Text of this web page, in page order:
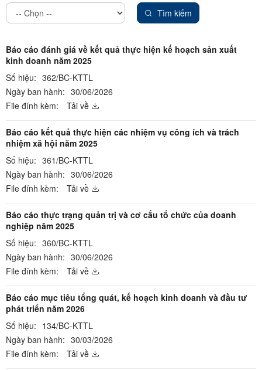
Tìm kiếm
Báo cáo đánh giá về kết quả thực hiện kế hoạch sản xuất
kinh doanh năm 2025
Số hiệu: 362/BC-KTTL
Ngày ban hành: 30/06/2026
File đính kèm:
Tải về
Báo cáo kết quả thực hiện các nhiệm vụ công ích và trách
nhiệm xã hội năm 2025
Số hiệu: 361/BC-KTTL
Ngày ban hành: 30/06/2026
File đính kèm:
Tải về
Báo cáo thực trạng quản trị và cơ cấu tổ chức của doanh
nghiệp năm 2025
Số hiệu: 360/BC-KTTL
Ngày ban hành: 30/06/2026
File đính kèm:
Tải về
Báo cáo mục tiêu tổng quát, kế hoạch kinh doanh và đầu tư
phát triển năm 2026
Số hiệu: 134/BC-KTTL
Ngày ban hành: 30/03/2026
File đính kèm:
Tải về